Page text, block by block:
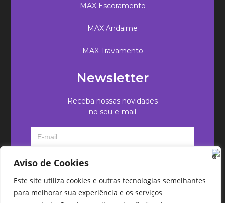
Aviso de Cookies
Este site utiliza cookies e outras tecnologias semelhantes
para melhorar sua experiência e os serviços
MAX Escoramento
MAX Andaime
MAX Travamento
Newsletter
Receba nossas novidades
no seu e-mail